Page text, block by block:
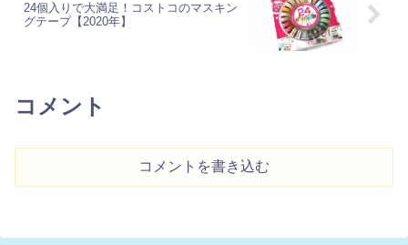
24個入りで大満足！コストコのマスキン
グテープ【2020年】
コメント
コメントを書き込む